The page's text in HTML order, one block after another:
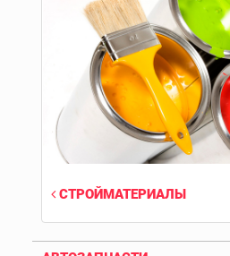
СТРОЙМАТЕРИАЛЫ